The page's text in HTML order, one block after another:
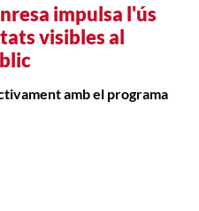
impulsa l'ús
visibles al
amb el programa